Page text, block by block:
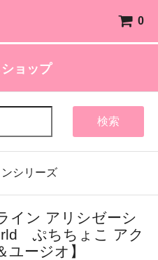
0
ョップ
検索
シリーズ
イン アリシゼーシ
ぷちちょこ アク
ユージオ】